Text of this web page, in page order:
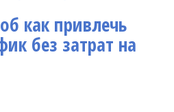
как привлечь
без затрат на